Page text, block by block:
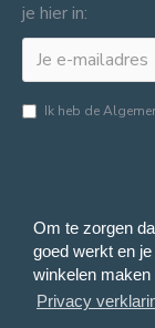
Om te zorgen
goed werkt en
winkelen
Privacy
je hier in:
Ik heb de